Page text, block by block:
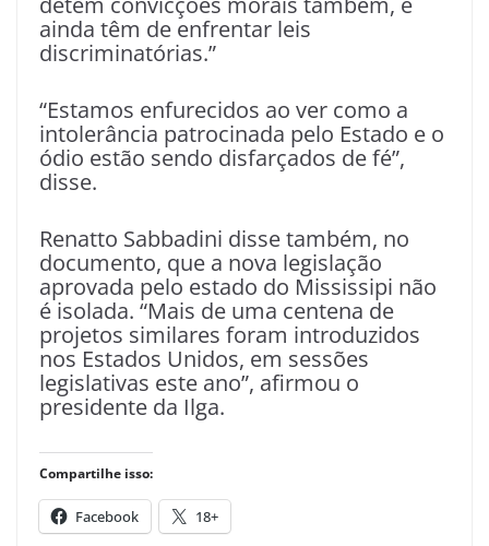
ainda têm de enfrentar leis
discriminatórias.”
“Estamos enfurecidos ao ver como a
intolerância patrocinada pelo Estado e o
ódio estão sendo disfarçados de fé”,
disse.
Renatto Sabbadini disse também, no
documento, que a nova legislação
aprovada pelo estado do Mississipi não
é isolada. “Mais de uma centena de
projetos similares foram introduzidos
nos Estados Unidos, em sessões
legislativas este ano”, afirmou o
presidente da Ilga.
Compartilhe isso:
Facebook 18+